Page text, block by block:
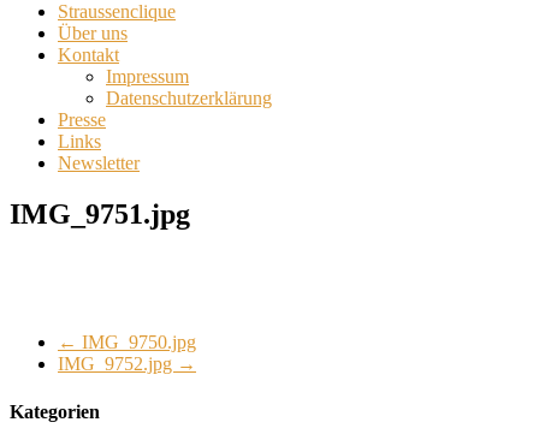
Straussenclique
Über uns
Kontakt
Impressum
Datenschutzerklärung
Presse
Links
Newsletter
IMG_9751.jpg
← IMG_9750.jpg
IMG_9752.jpg →
Kategorien